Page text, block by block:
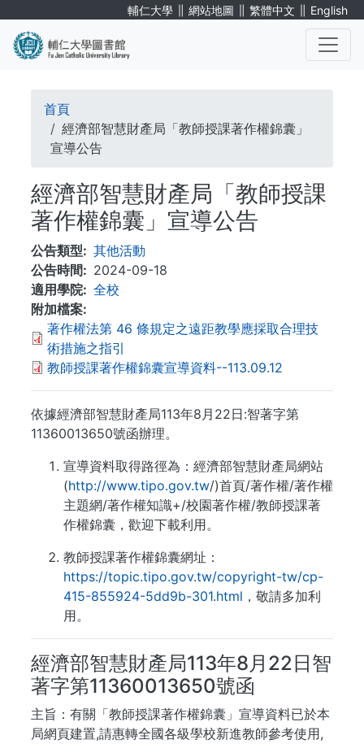
輔仁大學 ∥ 網站地圖 ∥ 繁體中文 ∥ English
導
航
結
首頁
經濟部智慧財產局「教師授課著作權錦囊」
宣導公告
經濟部智慧財產局「教師授課
著作權錦囊」宣導公告
公告類型
其他活動
公告時間
2024-09-18
適用學院
全校
附加檔案
著作權法第 46 條規定之遠距教學應採取合理技
術措施之指引
教師授課著作權錦囊宣導資料--113.09.12
依據經濟部智慧財產局113年8月22日:智著字第
11360013650號函辦理。
宣導資料取得路徑為：經濟部智慧財產局網站
(http://www.tipo.gov.tw/)首頁/著作權/著作權
主題網/著作權知識+/校園著作權/教師授課著
作權錦囊，歡迎下載利用。
教師授課著作權錦囊網址：
https://topic.tipo.gov.tw/copyright-tw/cp-
415-855924-5dd9b-301.html ，敬請多加利
用。
經濟部智慧財產局113年8月22日智
著字第11360013650號函
主旨：有關「教師授課著作權錦囊」宣導資料已於本
局網頁建置,請惠轉全國各級學校新進教師參考使用,